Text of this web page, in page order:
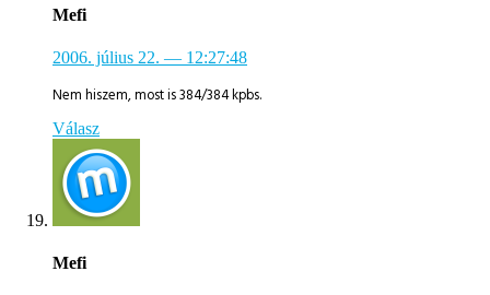
Mefi
2006. július 22. — 12:27:48
Nem hiszem, most is 384/384 kpbs.
Válasz
Mefi